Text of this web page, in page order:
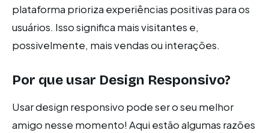
plataforma prioriza experiências positivas para os
usuários. Isso significa mais visitantes e,
possivelmente, mais vendas ou interações.
Por que usar Design Responsivo?
Usar design responsivo pode ser o seu melhor
amigo nesse momento! Aqui estão algumas razões